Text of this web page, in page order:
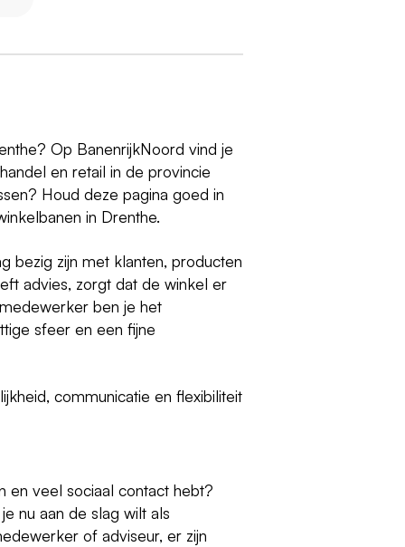
Op BanenrijkNoord vind je
en retail in de provincie
Houd deze pagina goed in
in Drenthe.
bezig zijn met klanten, producten
advies, zorgt dat de winkel er
ben je het
sfeer en een fijne
communicatie en flexibiliteit
en veel sociaal contact hebt?
nu aan de slag wilt als
of adviseur, er zijn